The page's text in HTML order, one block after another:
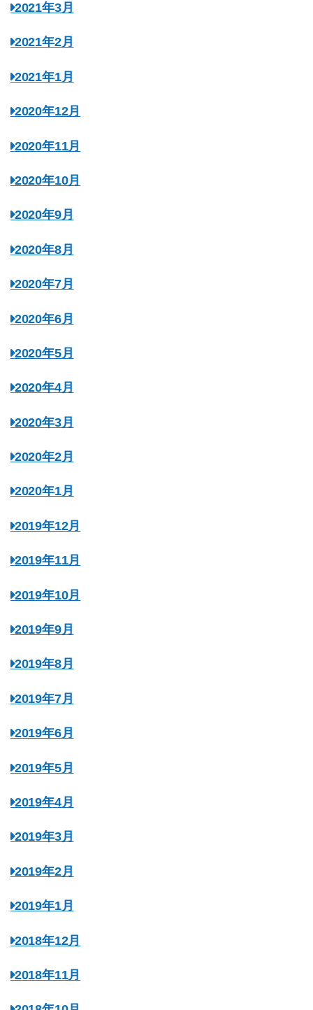
2021年3月
2021年2月
2021年1月
2020年12月
2020年11月
2020年10月
2020年9月
2020年8月
2020年7月
2020年6月
2020年5月
2020年4月
2020年3月
2020年2月
2020年1月
2019年12月
2019年11月
2019年10月
2019年9月
2019年8月
2019年7月
2019年6月
2019年5月
2019年4月
2019年3月
2019年2月
2019年1月
2018年12月
2018年11月